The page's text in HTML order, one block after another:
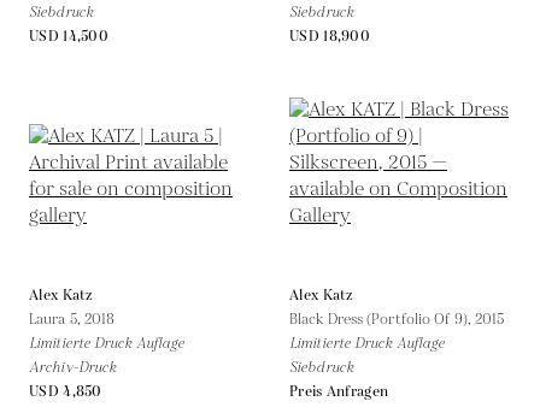
Siebdruck
USD 14,500
Siebdruck
USD 18,900
Alex Katz
Laura 5, 2018
Limitierte Druck Auflage
Archiv-Druck
USD 4,850
Alex Katz
Black Dress (Portfolio Of 9),2015
Limitierte Druck Auflage
Siebdruck
Preis Anfragen